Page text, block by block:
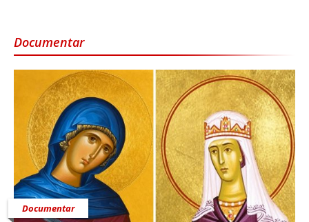
Documentar
Documentar